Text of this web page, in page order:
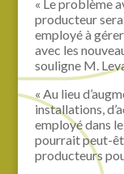
« Le problème
producteur sera
employé à
avec les
souligne M.
« Au lieu
installations,
employé dans
pourrait peut-
producteurs